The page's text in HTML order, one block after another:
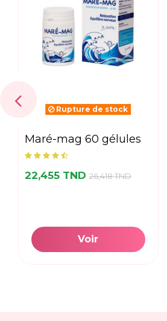
Rupture de stock
maré-mag 60 gélules
22,455 TND 26,418 TND
Voir